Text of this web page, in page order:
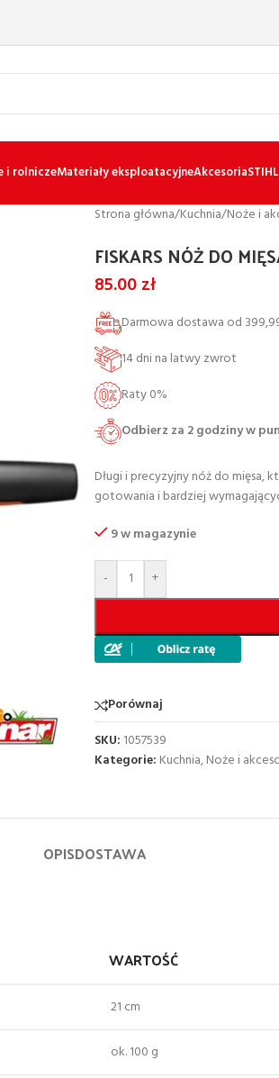
i rolniczeMateriały eksploatacyjneAkcesoriaSTIHL
Strona główna/Kuchnia/Noże i
FISKARS NÓŻ DO
85.00zł
Darmowa dostawa od
14 dni na latwy zwrot
Raty 0%
Odbierz za 2 godziny w
Długi i precyzyjny nóż do
gotowania i bardziej
9 w magazynie
- +
Porównaj
SKU: 1057539
Kategorie: Kuchnia,Noże i
OPISDOSTAWA
WARTOŚĆ
21 cm
ok. 100 g